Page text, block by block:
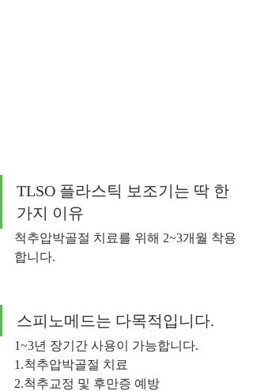
TLSO 플라스틱 보조기는 딱 한
가지 이유
척추압박골절 치료를 위해 2~3개월 착용
합니다.
스피노메드는 다목적입니다.
1~3년 장기간 사용이 가능합니다.
1.척추압박골절 치료
2.척추교정 및 후만증 예방